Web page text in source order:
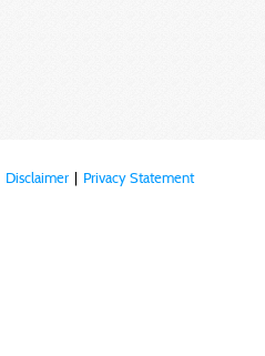
Disclaimer | Privacy Statement